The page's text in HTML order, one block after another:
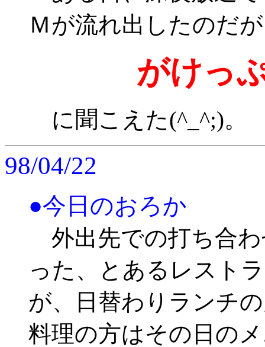
Ｍが流れ出したのだ
がけっ
に聞こえた(^_^;)。
98/04/22
●今日のおろか
外出先での打ち合
った、とあるレスト
が、日替わりランチ
料理の方はその日の